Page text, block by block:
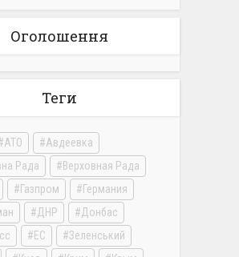
Оголошення
Теги
АТО
Авдеевка
Рада
Верховная Рада
Газпром
Германия
ДНР
Донбас
ЕС
Зеленський